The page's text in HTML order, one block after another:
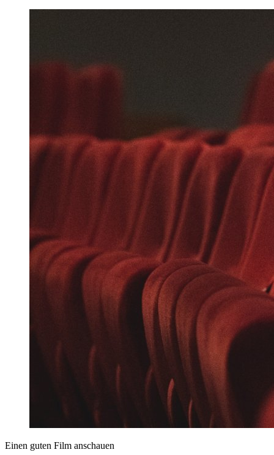
Einen guten Film anschauen